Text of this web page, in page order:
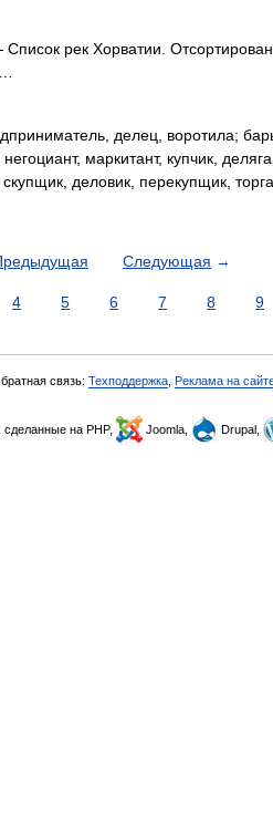
рек Хорватии.
делец, воротила;
маркитант, купчик,
скупщик, деловик, перекупщик,
Следующая →
4 5 6 7 8 9
связь: Техподдержка Реклама на
, сделанные на PHP, Joomla, Drupal,